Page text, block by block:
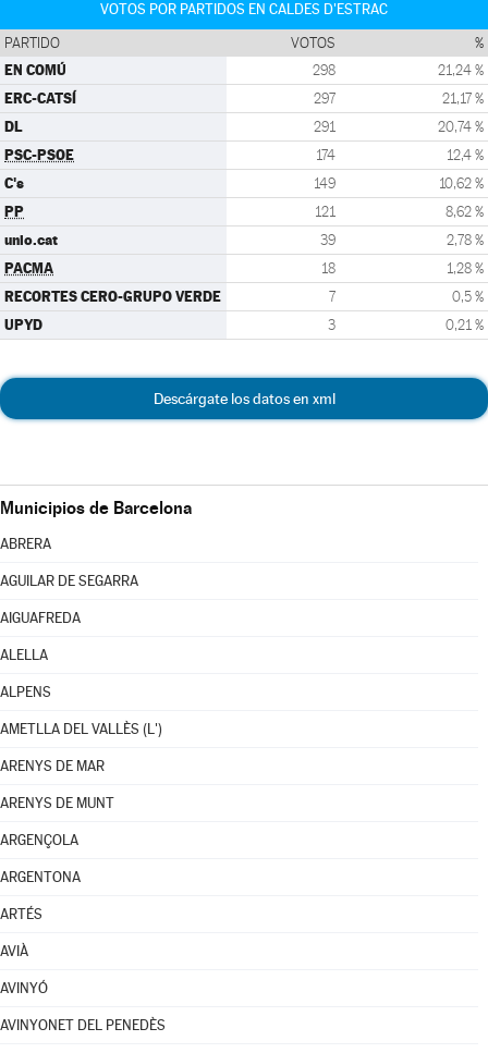
VOTOS POR PARTIDOS EN CALDES D'ESTRAC
PARTIDO VOTOS %
EN COMÚ 298 21,24 %
ERC-CATSÍ 297 21,17 %
DL 291 20,74 %
PSC-PSOE 174 12,4 %
C's 149 10,62 %
PP 121 8,62 %
unio.cat 39 2,78 %
PACMA 18 1,28 %
RECORTES CERO-GRUPO VERDE 7 0,5 %
UPYD 3 0,21 %
Descárgate los datos en xml
Municipios de Barcelona
ABRERA
AGUILAR DE SEGARRA
AIGUAFREDA
ALELLA
ALPENS
AMETLLA DEL VALLÈS (L')
ARENYS DE MAR
ARENYS DE MUNT
ARGENÇOLA
ARGENTONA
ARTÉS
AVIÀ
AVINYÓ
AVINYONET DEL PENEDÈS